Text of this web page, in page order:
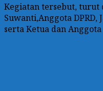
Kegiatan tersebut, turut
Suwanti,Anggota DPRD,
serta Ketua dan